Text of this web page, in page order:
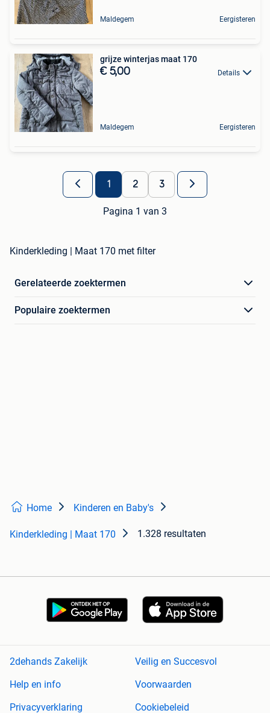
Maldegem Eergisteren
grijze winterjas maat 170
€ 5,00 Details
Maldegem Eergisteren
1 2 3
Pagina 1 van 3
Kinderkleding | Maat 170 met filter
Gerelateerde zoektermen
Populaire zoektermen
Home Kinderen en Baby's
Kinderkleding | Maat 170 1.328 resultaten
2dehands Zakelijk
Veilig en Succesvol
Help en info
Voorwaarden
Privacyverklaring
Cookiebeleid